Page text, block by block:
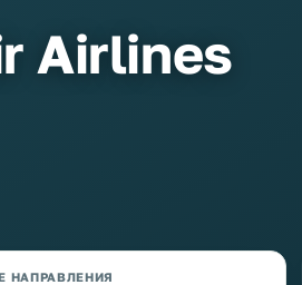
Airlines
НАПРАВЛЕНИЯ